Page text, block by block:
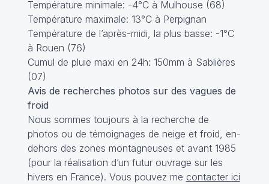
Température minimale: -4°C à Mulhouse (68)
Température maximale: 13°C à Perpignan
Température de l’après-midi, la plus basse: -1°C
à Rouen (76)
Cumul de pluie maxi en 24h: 150mm à Sablières
(07)
Avis de recherches photos sur des vagues de
froid
Nous sommes toujours à la recherche de
photos ou de témoignages de neige et froid, en-
dehors des zones montagneuses et avant 1985
(pour la réalisation d’un futur ouvrage sur les
hivers en France). Vous pouvez me contacter ici